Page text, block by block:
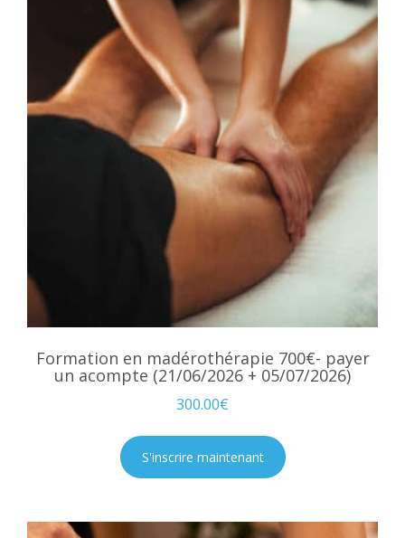
Formation en madérothérapie 700€- payer
un acompte (21/06/2026 + 05/07/2026)
300.00€
S'inscrire maintenant